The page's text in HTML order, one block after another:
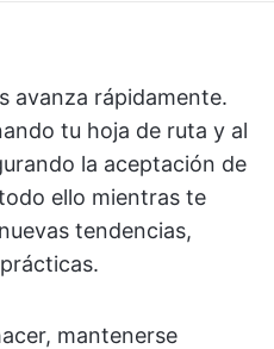
avanza rápidamente.
tu hoja de ruta y al
la aceptación de
ello mientras te
tendencias,
mantenerse